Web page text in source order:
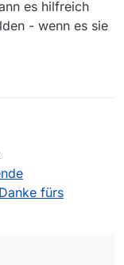
es hilfreich
- wenn es sie
du etwas zu
online. Ein
fürs